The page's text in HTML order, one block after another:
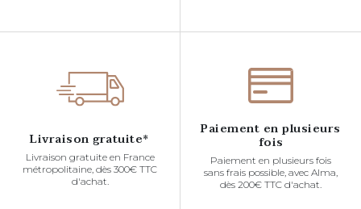
Livraison gratuite*
Livraison gratuite en France
métropolitaine, dès 300€ TTC
d'achat.
Paiement en plusieurs
fois
Paiement en plusieurs fois
sans frais possible, avec Alma,
dès 200€ TTC d'achat.